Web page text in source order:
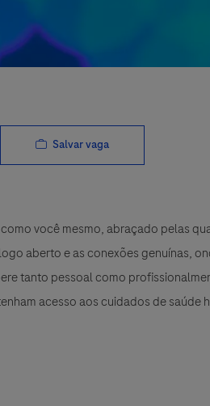
Salvar vaga
você mesmo, abraçado pelas
aberto e as conexões genuínas,
tanto pessoal como
acesso aos cuidados de saúde